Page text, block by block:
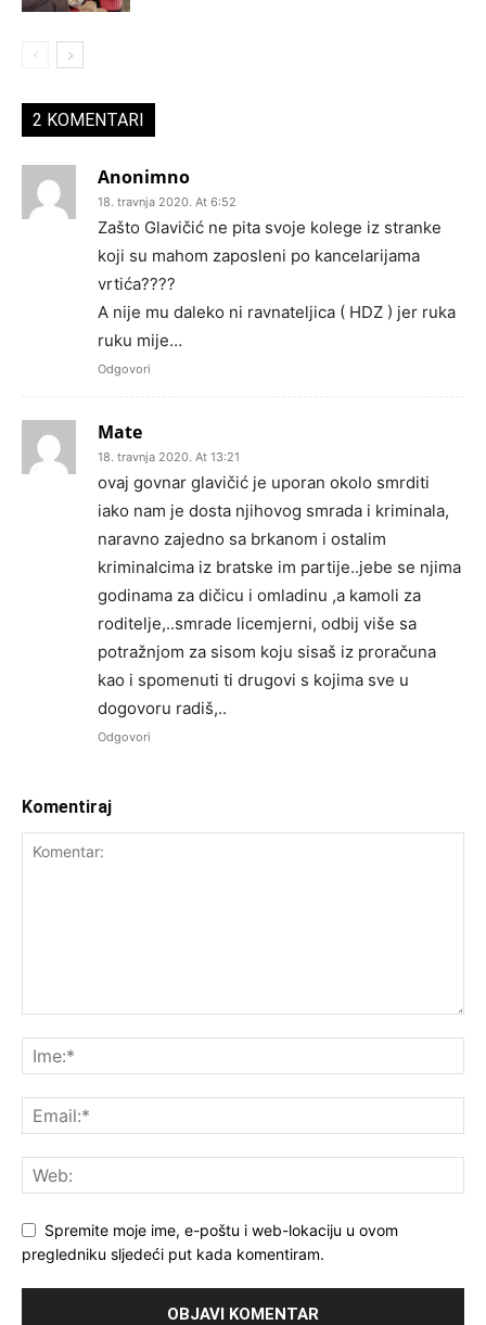
2 KOMENTARI
Anonimno
18. travnja 2020. At 6:52
Zašto Glavičić ne pita svoje kolege iz stranke
koji su mahom zaposleni po kancelarijama
vrtića????
A nije mu daleko ni ravnateljica ( HDZ ) jer ruka
ruku mije…
Odgovori
Mate
18. travnja 2020. At 13:21
ovaj govnar glavičić je uporan okolo smrditi
iako nam je dosta njihovog smrada i kriminala,
naravno zajedno sa brkanom i ostalim
kriminalcima iz bratske im partije..jebe se njima
godinama za dičicu i omladinu ,a kamoli za
roditelje,..smrade licemjerni, odbij više sa
potražnjom za sisom koju sisaš iz proračuna
kao i spomenuti ti drugovi s kojima sve u
dogovoru radiš,..
Odgovori
Komentiraj
Spremite moje ime, e-poštu i web-lokaciju u ovom
pregledniku sljedeći put kada komentiram.